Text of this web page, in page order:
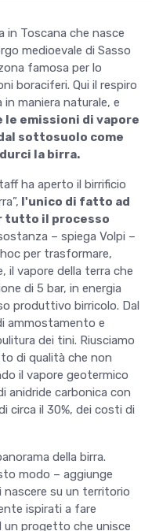
in Toscana che nasce
medioevale di Sasso
famosa per lo
boraciferi. Qui il respiro
maniera naturale, e
le emissioni di vapore
sottosuolo come
la birra.
ha aperto il birrificio
l'unico di fatto ad
tutto il processo
– spiega Volpi –
per trasformare,
il vapore della terra che
di 5 bar, in energia
produttivo birricolo. Dal
ammostamento e
dei tini. Riusciamo
di qualità che non
il vapore geotermico
anidride carbonica con
circa il 30%, dei costi di
della birra.
modo – aggiunge
su un territorio
ispirati a fare
un progetto che unisce